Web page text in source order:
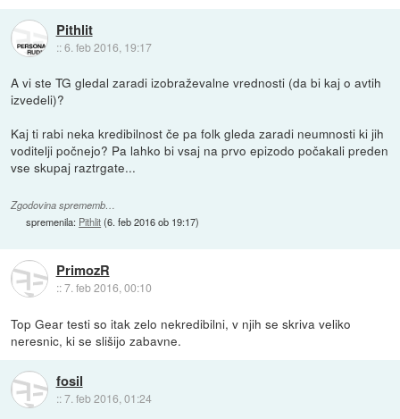
Pithlit
::6. feb 2016, 19:17
A vi ste TG gledal zaradi izobraževalne vrednosti (da bi kaj o avtih
izvedeli)?
Kaj ti rabi neka kredibilnost če pa folk gleda zaradi neumnosti ki jih
voditelji počnejo? Pa lahko bi vsaj na prvo epizodo počakali preden
vse skupaj raztrgate...
Zgodovina sprememb…
spremenila: Pithlit(6. feb 2016 ob 19:17)
PrimozR
::7. feb 2016, 00:10
Top Gear testi so itak zelo nekredibilni, v njih se skriva veliko
neresnic, ki se slišijo zabavne.
fosil
::7. feb 2016, 01:24